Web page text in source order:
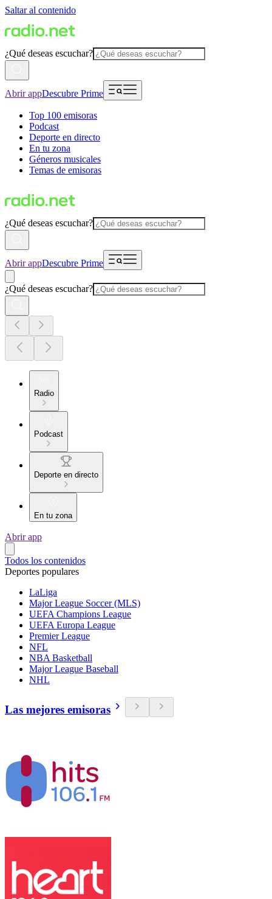
Saltar al contenido
¿Qué deseas escuchar?
Abrir appDescubre Prime
Top 100 emisoras
Podcast
Deporte en directo
En tu zona
Géneros musicales
Temas de emisoras
¿Qué deseas escuchar?
Abrir appDescubre Prime
¿Qué deseas escuchar?
Radio
Podcast
Deporte en directo
En tu zona
Abrir app
Todos los contenidos
Deportes populares
LaLiga
Major League Soccer (MLS)
UEFA Champions League
UEFA Europa League
Premier League
NFL
NBA Basketball
Major League Baseball
NHL
Las mejores emisoras